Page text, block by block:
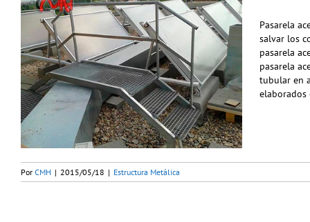
Pasarela
salvar los
pasarela
pasarela
tubular en
Por CMH | 2015/05/18 | Estructura Metálica